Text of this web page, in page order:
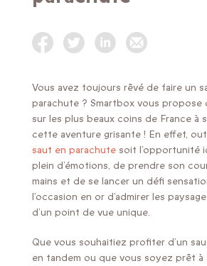
Vous avez toujours rêvé de faire un
parachute ? Smartbox vous
sur les plus beaux coins de France à
cette aventure grisante ! En effet,
saut en parachute soit l’opportunité
plein d’émotions, de prendre son
mains et de se lancer un défi
l’occasion en or d’admirer les
d’un point de vue unique.
Que vous souhaitiez profiter d’un
en tandem ou que vous soyez prêt à